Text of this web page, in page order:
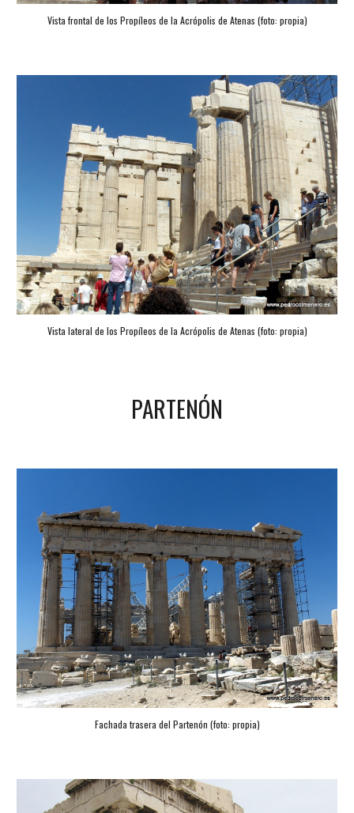
Vista frontal de los Propíleos de la Acrópolis de Atenas (foto: propia)
Vista lateral de los Propíleos de la Acrópolis de Atenas (foto: propia)
PARTENÓN
Fachada trasera del Partenón (foto: propia)